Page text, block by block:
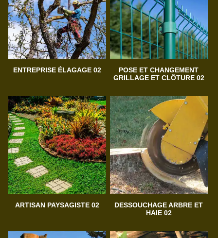
ENTREPRISE ÉLAGAGE 02
POSE ET CHANGEMENT
GRILLAGE ET CLÔTURE 02
ARTISAN PAYSAGISTE 02
DESSOUCHAGE ARBRE ET
HAIE 02